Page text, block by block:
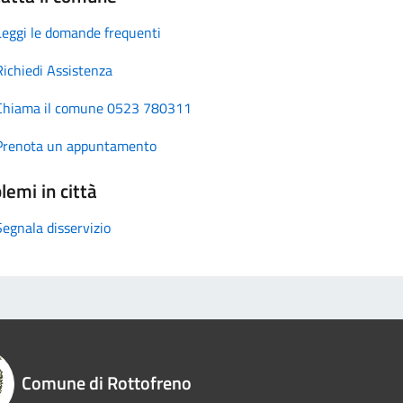
le domande frequenti
Assistenza
il comune 0523 780311
un appuntamento
in città
disservizio
Comune di Rottofreno